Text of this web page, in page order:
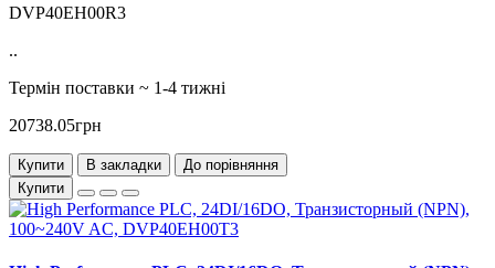
DVP40EH00R3
..
Термін поставки ~ 1-4 тижні
20738.05грн
Купити В закладки
До порівняння
Купити